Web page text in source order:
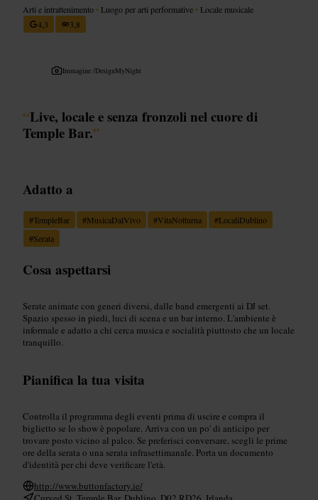
Arti e intrattenimento • Luogo per arti performative • Locale musicale
4,3
3,8
Immagine /DesignMyNight
“Live, locale e senza fronzoli nel cuore di
Temple Bar.”
Adatto a
#TempleBar #MusicaDalVivo #VitaNotturna #LocaliDublino
#Serata
Cosa aspettarsi
Serate animate con generi diversi, dalle band emergenti ai DJ set.
Spazio spesso in piedi, luci di scena e un bar interno. L'ambiente è
informale e adatto a chi cerca musica e socialità piuttosto che un locale
tranquillo.
Pianifica la tua visita
Controlla il programma degli eventi prima di uscire e compra il
biglietto se lo show è popolare. Arriva con un po' di anticipo per
trovare posto vicino al palco. Se preferisci conversare, scegli le prime
ore della serata o una serata infrasettimanale. Porta un documento
d'identità per chi deve verificare l'età.
http://www.buttonfactory.ie/